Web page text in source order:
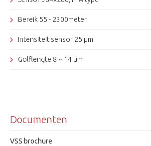
Bereik 55 - 2300meter
Intensiteit sensor 25 µm
Golflengte 8 ~ 14 µm
Afmetingen (lxhxb) 376x136x103mm
Voedingsspanning 12Vdc/ PoE
Documenten
VSS brochure